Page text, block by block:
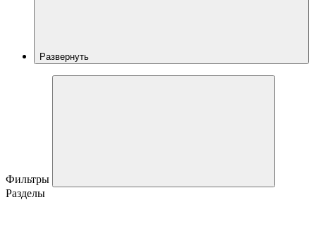
Развернуть
Фильтры
Разделы